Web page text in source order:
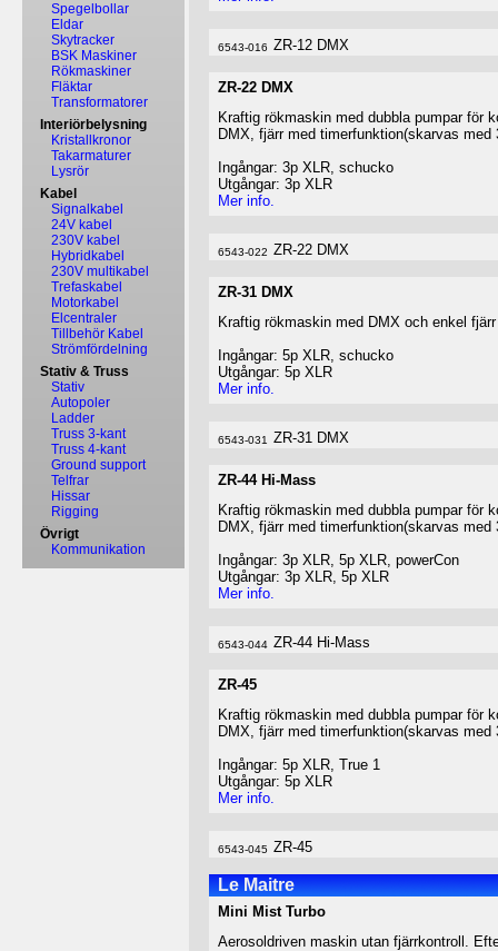
Spegelbollar
Eldar
Skytracker
BSK Maskiner
Rökmaskiner
Fläktar
Transformatorer
Interiörbelysning
Kristallkronor
Takarmaturer
Lysrör
Kabel
Signalkabel
24V kabel
230V kabel
Hybridkabel
230V multikabel
Trefaskabel
Motorkabel
Elcentraler
Tillbehör Kabel
Strömfördelning
Stativ & Truss
Stativ
Autopoler
Ladder
Truss 3-kant
Truss 4-kant
Ground support
Telfrar
Hissar
Rigging
Övrigt
Kommunikation
6543-016 ZR-12 DMX
ZR-22 DMX
Kraftig rökmaskin med dubbla pumpar för
DMX, fjärr med timerfunktion(skarvas med
Ingångar: 3p XLR, schucko
Utgångar: 3p XLR
Mer info.
6543-022 ZR-22 DMX
ZR-31 DMX
Kraftig rökmaskin med DMX och enkel
Ingångar: 5p XLR, schucko
Utgångar: 5p XLR
Mer info.
6543-031 ZR-31 DMX
ZR-44 Hi-Mass
Kraftig rökmaskin med dubbla pumpar för
DMX, fjärr med timerfunktion(skarvas med
Ingångar: 3p XLR, 5p XLR, powerCon
Utgångar: 3p XLR, 5p XLR
Mer info.
6543-044 ZR-44 Hi-Mass
ZR-45
Kraftig rökmaskin med dubbla pumpar för
DMX, fjärr med timerfunktion(skarvas med
Ingångar: 5p XLR, True 1
Utgångar: 5p XLR
Mer info.
6543-045 ZR-45
Le Maitre
Mini Mist Turbo
Aerosoldriven maskin utan fjärrkontroll.